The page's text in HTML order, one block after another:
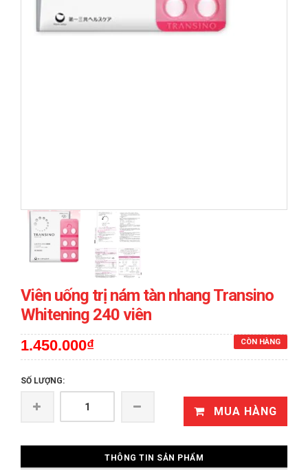
Viên uống trị nám tàn nhang Transino
Whitening 240 viên
CÒN HÀNG
1.450.000₫
SỐ LƯỢNG:
MUA HÀNG
THÔNG TIN SẢN PHẨM